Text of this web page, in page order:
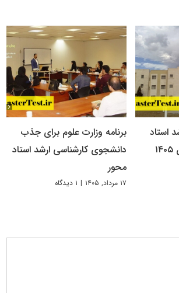
استاد
برنامه وزارت علوم برای جذب
دانشجوی کارشناسی ارشد استاد
محور
۱۷ مرداد, ۱۴۰۵ | ۱ دیدگاه